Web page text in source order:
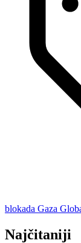
blokada Gaza
Najčitaniji